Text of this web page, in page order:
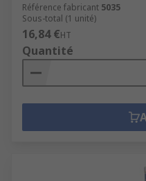
Référence fabricant 5035
Sous-total (1 unité)
16,84 €HT
Quantité